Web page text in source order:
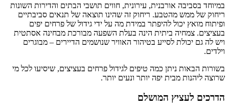
במיוחד בסביבה אורבנית, עירונית, חווים תושבי הבתים והדירות השונות
ריחוק של ממש מהטבע. ריחוק זה שהינו תוצאה של תנאים סביבתיים
ופיתוח מואץ יכול להיפתר במידת מה על ידי גידול של פרחים יפים
בעציצים. צמחיה ביתית הינה בעלת השפעה מבורכת מבחינה אסתטית
ויש לה גם יכולת לסייע בטיהור האוויר שנושמים הדיירים – מבוגרים
וילדים.
בשורות הבאות ניתן כמה טיפים לגידול פרחים בעציצים, שיסיעו לכל מי
שרוצה ליהנות מבית יפה יותר ונעים יותר.
הדרכים לעציץ המושלם